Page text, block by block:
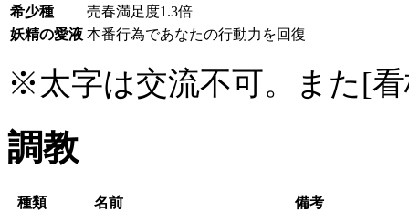
希少種
売春満足度1.3倍
妖精の愛液 本番行為であなたの行動力を回復
※太字は交流不可。また[
調教
種類 名前 備考